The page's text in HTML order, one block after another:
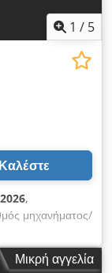
1 / 5
Καλέστε
2026,
μηχανήματος/
Alıştırma
πρότυπα CE. -
των προφίλ
Μικρή αγγελία